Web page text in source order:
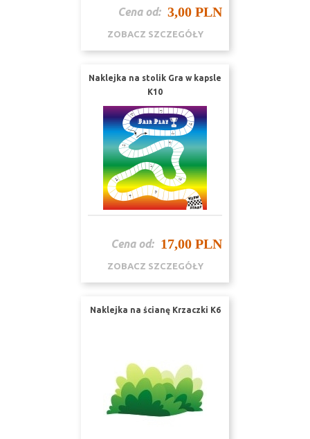
Cena od: 3,00 PLN
ZOBACZ SZCZEGÓŁY
Naklejka na stolik Gra w kapsle
K10
Cena od: 17,00 PLN
ZOBACZ SZCZEGÓŁY
Naklejka na ścianę Krzaczki K6